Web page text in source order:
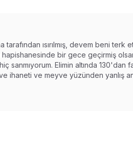
tarafından ısırılmış, devem beni
bir gece geçirmiş
sanmıyorum. Elimin altında
ihaneti ve meyve yüzünden yanlış